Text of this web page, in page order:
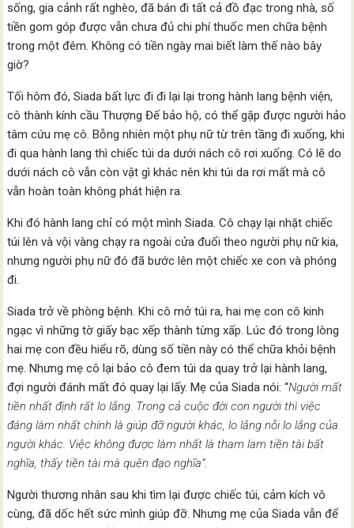
sống, gia cảnh rất nghèo, đã bán đi tất cả đồ đạc trong nhà, số
tiền gom góp được vẫn chưa đủ chi phí thuốc men chữa bệnh
trong một đêm. Không có tiền ngày mai biết làm thế nào bây
giờ?
Tối hôm đó, Siada bất lực đi đi lại lại trong hành lang bệnh viện,
cô thành kính cầu Thượng Đế bảo hộ, có thể gặp được người hảo
tâm cứu mẹ cô. Bỗng nhiên một phụ nữ từ trên tầng đi xuống, khi
đi qua hành lang thì chiếc túi da dưới nách cô rơi xuống. Có lẽ do
dưới nách cô vẫn còn vật gì khác nên khi túi da rơi mất mà cô
vẫn hoàn toàn không phát hiện ra.
Khi đó hành lang chỉ có một mình Siada. Cô chạy lại nhặt chiếc
túi lên và vội vàng chạy ra ngoài cửa đuổi theo người phụ nữ kia,
nhưng người phụ nữ đó đã bước lên một chiếc xe con và phóng
đi.
Siada trở về phòng bệnh. Khi cô mở túi ra, hai mẹ con cô kinh
ngạc vì những tờ giấy bạc xếp thành từng xấp. Lúc đó trong lòng
hai mẹ con đều hiểu rõ, dùng số tiền này có thể chữa khỏi bệnh
mẹ. Nhưng mẹ cô lại bảo cô đem túi da quay trở lại hành lang,
đợi người đánh mất đó quay lại lấy. Mẹ của Siada nói: “Người mất
tiền nhất định rất lo lắng. Trong cả cuộc đời con người thì việc
đáng làm nhất chính là giúp đỡ người khác, lo lắng nỗi lo lắng của
người khác. Việc không được làm nhất là tham lam tiền tài bất
nghĩa, thấy tiền tài mà quên đạo nghĩa”.
Người thương nhân sau khi tìm lại được chiếc túi, cảm kích vô
cùng, đã dốc hết sức mình giúp đỡ. Nhưng mẹ của Siada vẫn để